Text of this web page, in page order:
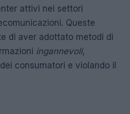
attivi nei settori
Queste
di aver adottato metodi di
ingannevoli,
consumatori e violando il